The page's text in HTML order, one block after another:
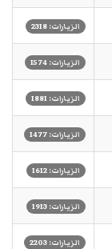
الزيارات: 2318
الزيارات: 1574
الزيارات: 1881
الزيارات: 1477
الزيارات: 1612
الزيارات: 1913
الزيارات: 2203